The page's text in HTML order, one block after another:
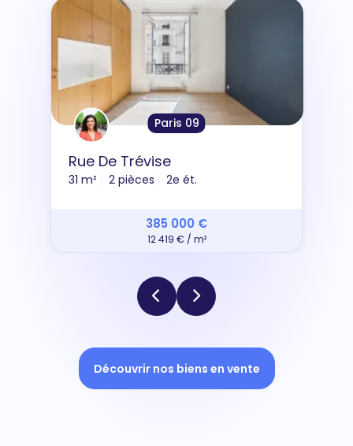
Paris 09
Rue De Trévise
31 m² 2 pièces 2e ét.
385 000 €
12 419 € / m²
Découvrir nos biens en vente